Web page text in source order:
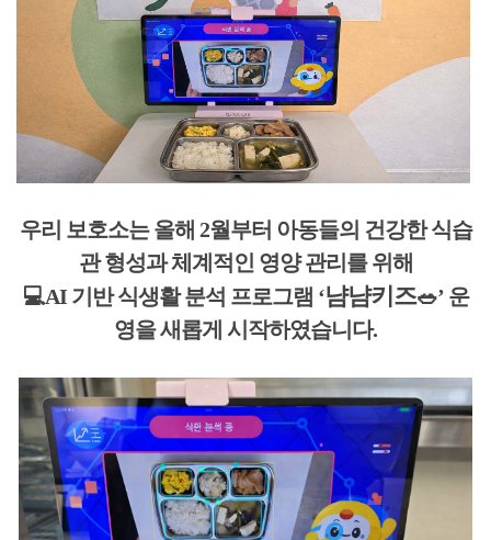
우리 보호소는 올해 2월부터 아동들의 건강한 식습
관 형성과 체계적인 영양 관리를 위해
💻AI 기반 식생활 분석 프로그램 ‘냠냠키즈🥗’ 운
영을 새롭게 시작하였습니다.